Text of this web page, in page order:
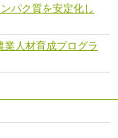
パク質を安定化し
業人材育成プログラ